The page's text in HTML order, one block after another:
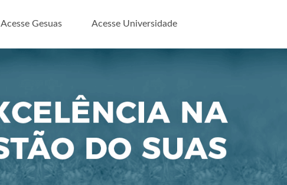
Acesse Gesuas Acesse Universidade